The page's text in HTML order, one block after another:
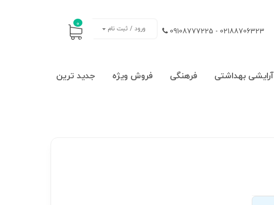
02188706323 - 09108777225 ورود / ثبت نام 0
آرایشی بهداشتی فرهنگی فروش ویژه
جدید ترین